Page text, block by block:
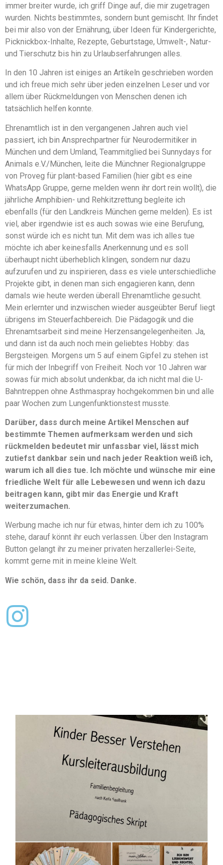
immer breiter wurde, ich griff Dinge auf, die mir zugetragen
wurden. Nichts bestimmtes, sondern bunt gemischt. Ihr findet
bei mir also von der Ernährung, über Ideen für Kindergerichte,
Picknickbox-Inhalte, Rezepte, Geburtstage, Umwelt-, Natur-
und Tierschutz bis hin zu Urlaubserfahrungen alles.
In den 10 Jahren ist einiges an Artikeln geschrieben worden
und ich freue mich sehr über jeden einzelnen Leser und vor
allem über Rückmeldungen von Menschen denen ich
tatsächlich helfen konnte.
Ehrenamtlich ist in den vergangenen Jahren auch viel
passiert, ich bin Ansprechpartner für Neurodermitiker in
München und dem Umland, Teammitglied bei Sunnydays for
Animals e.V./München, leite die Münchner Regionalgruppe
von Proveg für plant-based Familien (hier gibt es eine
WhatsApp Gruppe, gerne melden wenn ihr dort rein wollt), die
jährliche Amphibien- und Rehkitzrettung begleite ich
ebenfalls (für den Landkreis München gerne melden). Es ist
viel, aber irgendwie ist es auch sowas wie eine Berufung,
sonst würde ich es nicht tun. Mit dem was ich alles tue
möchte ich aber keinesfalls Anerkennung und es soll
überhaupt nicht überheblich klingen, sondern nur dazu
aufzurufen und zu inspirieren, dass es viele unterschiedliche
Projekte gibt, in denen man sich engagieren kann, denn
damals wie heute werden überall Ehrenamtliche gesucht.
Mein erlernter und inzwischen wieder ausgeübter Beruf liegt
übrigens im Steuerfachbereich. Die Pädagogik und die
Ehrenamtsarbeit sind meine Herzensangelegenheiten. Ja,
und dann ist da auch noch mein geliebtes Hobby: das
Bergsteigen. Morgens um 5 auf einem Gipfel zu stehen ist
für mich der Inbegriff von Freiheit. Noch vor 10 Jahren war
sowas für mich absolut undenkbar, da ich nicht mal die U-
Bahntreppen ohne Asthmaspray hochgekommen bin und alle
paar Wochen zum Lungenfunktionstest musste.
Darüber, dass durch meine Artikel Menschen auf
bestimmte Themen aufmerksam werden und sich
rückmelden bedeutet mir unfassbar viel, lässt mich
zutiefst dankbar sein und nach jeder Reaktion weiß ich,
warum ich all dies tue. Ich möchte und wünsche mir eine
friedliche Welt für alle Lebewesen und wenn ich dazu
beitragen kann, gibt mir das Energie und Kraft
weiterzumachen.
Werbung mache ich nur für etwas, hinter dem ich zu 100%
stehe, darauf könnt ihr euch verlassen. Über den Instagram
Button gelangt ihr zu meiner privaten herzallerlei-Seite,
kommt gerne mit in meine kleine Welt.
Wie schön, dass ihr da seid. Danke.